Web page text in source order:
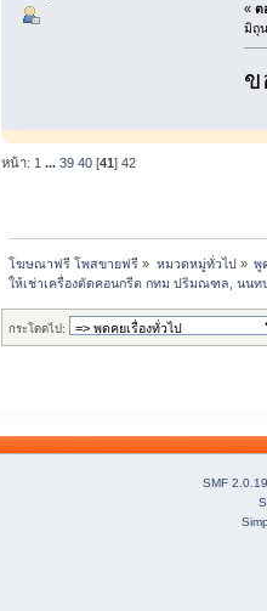
« ต
มิถุ
ข
หน้า: 1 ... 39 40 [41] 42
โฆษณาฟรี โพสขายฟรี » หมวดหมู่ทั่วไป» พู
ให้เช่าเครื่องตัดคอนกรีต กทม ปริมณฑล, นน
กระโดดไป:
SMF 2.0.19